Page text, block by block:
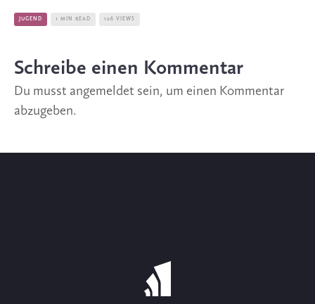
JUGEND 1 MIN READ 106 VIEWS
Schreibe einen Kommentar
Du musst angemeldet sein, um einen Kommentar
abzugeben.